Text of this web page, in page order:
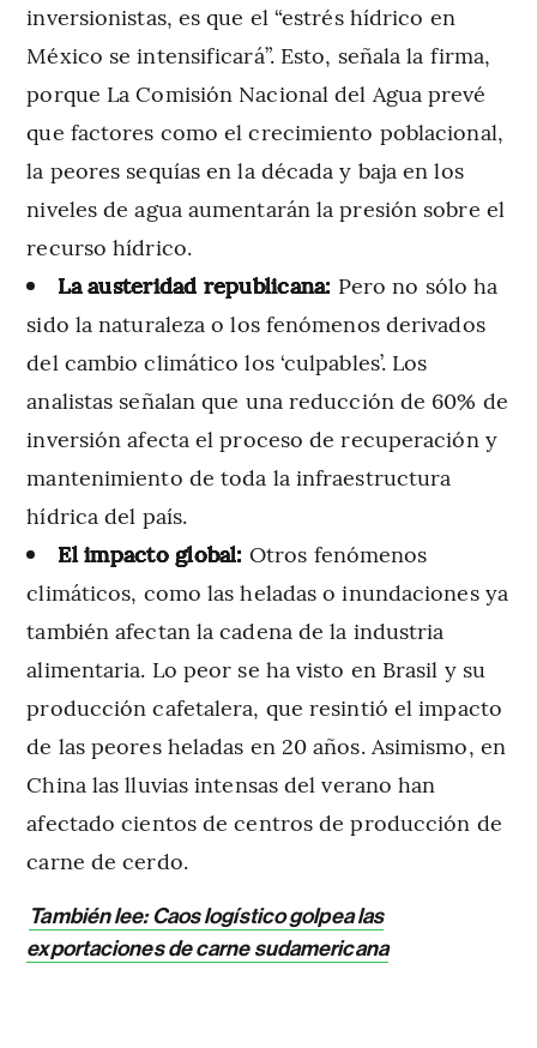
inversionistas, es que el “estrés hídrico en
México se intensificará”. Esto, señala la firma,
porque La Comisión Nacional del Agua prevé
que factores como el crecimiento poblacional,
la peores sequías en la década y baja en los
niveles de agua aumentarán la presión sobre el
recurso hídrico.
La austeridad republicana: Pero no sólo ha
sido la naturaleza o los fenómenos derivados
del cambio climático los ‘culpables’. Los
analistas señalan que una reducción de 60% de
inversión afecta el proceso de recuperación y
mantenimiento de toda la infraestructura
hídrica del país.
El impacto global: Otros fenómenos
climáticos, como las heladas o inundaciones ya
también afectan la cadena de la industria
alimentaria. Lo peor se ha visto en Brasil y su
producción cafetalera, que resintió el impacto
de las peores heladas en 20 años. Asimismo, en
China las lluvias intensas del verano han
afectado cientos de centros de producción de
carne de cerdo.
También lee: Caos logístico golpea las
exportaciones de carne sudamericana